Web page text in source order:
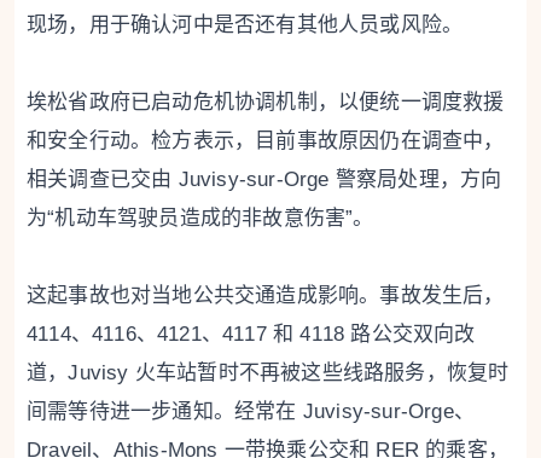
现场，用于确认河中是否还有其他人员或风险。
埃松省政府已启动危机协调机制，以便统一调度救援
和安全行动。检方表示，目前事故原因仍在调查中，
相关调查已交由 Juvisy-sur-Orge 警察局处理，方向
为“机动车驾驶员造成的非故意伤害”。
这起事故也对当地公共交通造成影响。事故发生后，
4114、4116、4121、4117 和 4118 路公交双向改
道，Juvisy 火车站暂时不再被这些线路服务，恢复时
间需等待进一步通知。经常在 Juvisy-sur-Orge、
Draveil、Athis-Mons 一带换乘公交和 RER 的乘客，